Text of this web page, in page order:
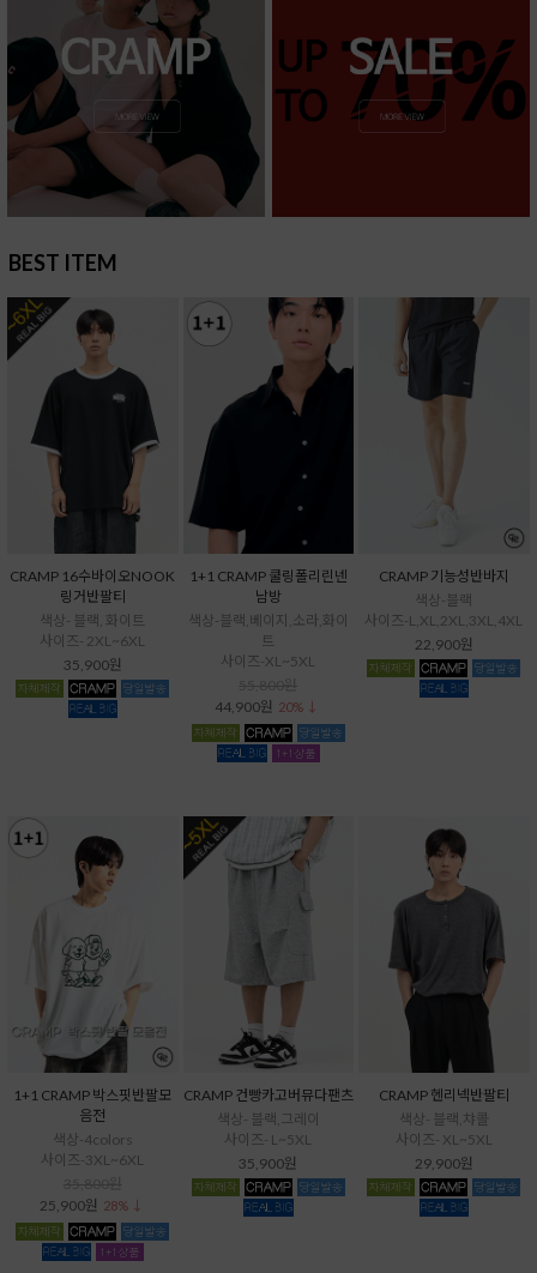
BEST ITEM
CRAMP 16수바이오NOOK
링거반팔티
색상- 블랙, 화이트
사이즈- 2XL~6XL
35,900원
1+1 CRAMP 쿨링폴리린넨
남방
색상-블랙,베이지,소라,화이
트
사이즈-XL~5XL
44,900원 20% ↓
CRAMP 기능성반바지
색상-블랙
사이즈-L,XL,2XL,3XL,4XL
22,900원
1+1 CRAMP 박스핏반팔모
음전
색상-4colors
사이즈-3XL~6XL
25,900원 28% ↓
CRAMP 건빵카고버뮤다팬츠
색상- 블랙,그레이
사이즈- L~5XL
35,900원
CRAMP 헨리넥반팔티
색상- 블랙,챠콜
사이즈- XL~5XL
29,900원